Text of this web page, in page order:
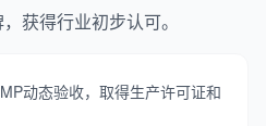
获得行业初步认可。
动态验收，取得生产许可证和